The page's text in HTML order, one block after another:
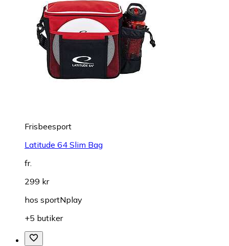
Frisbeesport
Latitude 64 Slim Bag
fr.
299 kr
hos sportNplay
+5 butiker